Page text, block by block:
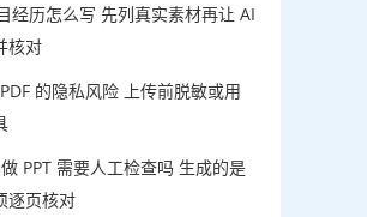
经历怎么写 先列真实素材再让 AI
核对
的隐私风险 上传前脱敏或用
PPT 需要人工检查吗 生成的是
逐页核对